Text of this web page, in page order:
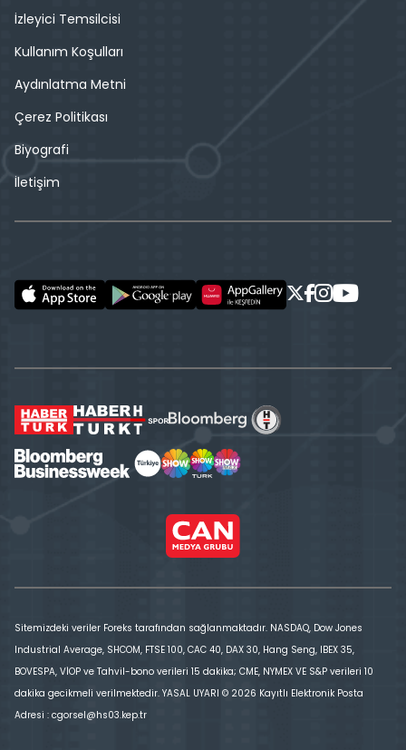
İzleyici Temsilcisi
Kullanım Koşulları
Aydınlatma Metni
Çerez Politikası
Biyografi
İletişim
Sitemizdeki veriler Foreks tarafından sağlanmaktadır. NASDAQ, Dow Jones
Industrial Average, SHCOM, FTSE 100, CAC 40, DAX 30, Hang Seng, IBEX 35,
BOVESPA, VİOP ve Tahvil-bono verileri 15 dakika; CME, NYMEX VE S&P verileri 10
dakika gecikmeli verilmektedir. YASAL UYARI © 2026 Kayıtlı Elektronik Posta
Adresi : cgorsel@hs03.kep.tr